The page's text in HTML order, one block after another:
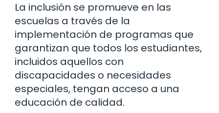
La inclusión se promueve en las
escuelas a través de la
implementación de programas que
garantizan que todos los estudiantes,
incluidos aquellos con
discapacidades o necesidades
especiales, tengan acceso a una
educación de calidad.